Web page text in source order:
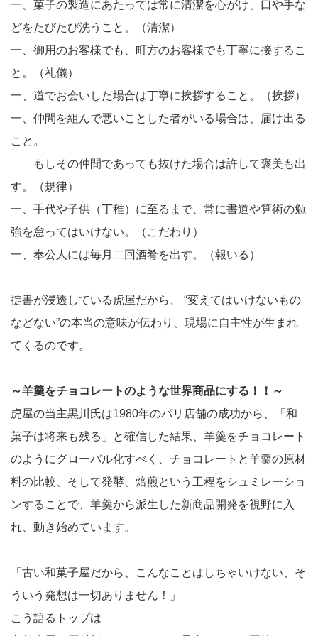
一、菓子の製造にあたっては常に清潔を心がけ、口や手な
どをたびたび洗うこと。（清潔）
一、御用のお客様でも、町方のお客様でも丁寧に接するこ
と。（礼儀）
一、道でお会いした場合は丁寧に挨拶すること。（挨拶）
一、仲間を組んで悪いことした者がいる場合は、届け出る
こと。
もしその仲間であっても抜けた場合は許して褒美も出
す。（規律）
一、手代や子供（丁稚）に至るまで、常に書道や算術の勉
強を怠ってはいけない。（こだわり）
一、奉公人には毎月二回酒肴を出す。（報いる）
掟書が浸透している虎屋だから、 “変えてはいけないもの
などない”の本当の意味が伝わり、現場に自主性が生まれ
てくるのです。
～羊羹をチョコレートのような世界商品にする！！～
虎屋の当主黒川氏は1980年のパリ店舗の成功から、「和
菓子は将来も残る」と確信した結果、羊羹をチョコレート
のようにグローバル化すべく、チョコレートと羊羹の原材
料の比較、そして発酵、焙煎という工程をシュミレーショ
ンすることで、羊羹から派生した新商品開発を視野に入
れ、動き始めています。
「古い和菓子屋だから、こんなことはしちゃいけない、そ
ういう発想は一切ありません！」
こう語るトップは